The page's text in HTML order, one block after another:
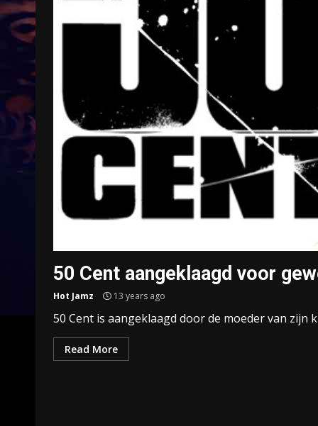
50 Cent aangeklaagd voor
Hot Jamz 13 years ago
50 Cent is aangeklaagd door de moeder van zijn
Read More